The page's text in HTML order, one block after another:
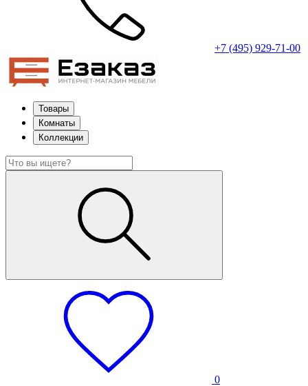
+7 (495) 929-71-00
Товары
Комнаты
Коллекции
0